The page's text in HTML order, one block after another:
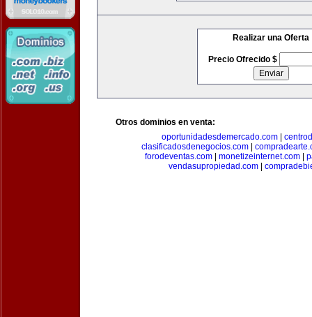
Realizar una Oferta
Precio Ofrecido $
Otros dominios en venta:
oportunidadesdemercado.com
clasificadosdenegocios.com|
forodeventas.com| monetizeinternet.com|
vendasupropiedad.com|